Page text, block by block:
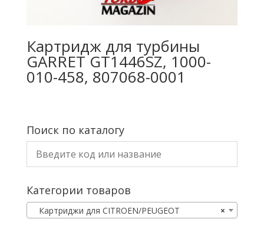
Картридж для турбины
GARRET GT1446SZ, 1000-
010-458, 807068-0001
Поиск по каталогу
Категории товаров
×
Картриджи для CITROEN/PEUGEOT